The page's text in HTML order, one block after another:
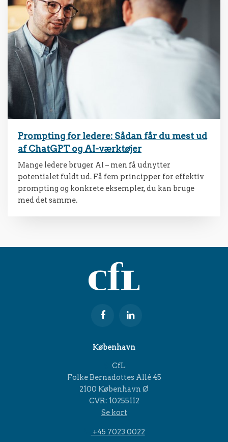
Prompting for ledere: Sådan får du mest ud
af ChatGPT og AI-værktøjer
Mange ledere bruger AI – men få udnytter
potentialet fuldt ud. Få fem principper for effektiv
prompting og konkrete eksempler, du kan bruge
med det samme.
København
CfL
Folke Bernadottes Allé 45
2100 København Ø
CVR: 10255112
Se kort
+45 7023 0022